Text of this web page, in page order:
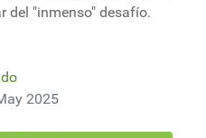
del "inmenso" desafío.
2025